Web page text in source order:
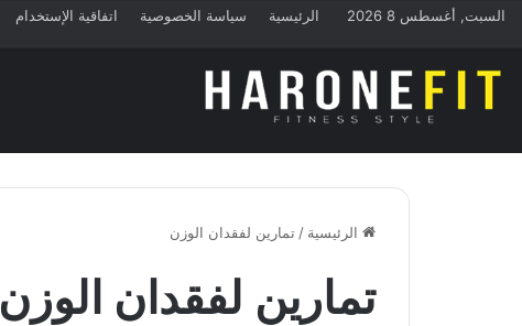
السبت, أغسطس 8 2026 الرئيسية سياسة الخصوصية اتفاقية الإستخدام
الرئيسية / تمارين لفقدان الوزن
تمارين لفقدان الوزن